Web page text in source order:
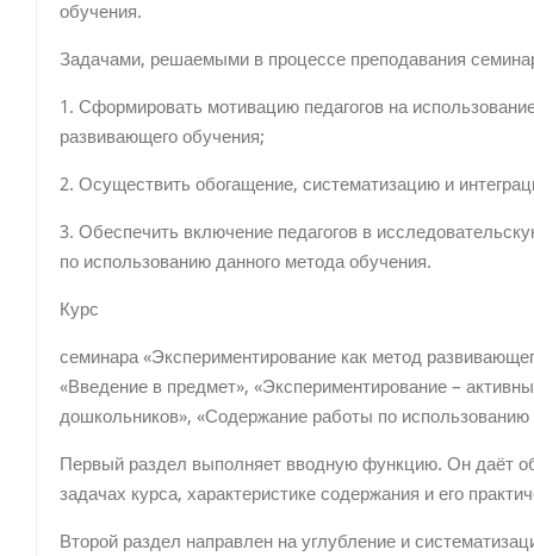
обучения.
Задачами, решаемыми в процессе преподавания
1. Сформировать мотивацию педагогов на
развивающего обучения;
2. Осуществить обогащение, систематизацию и
3. Обеспечить включение педагогов в
по использованию данного метода обучения.
Курс
семинара «Экспериментирование как метод
«Введение в предмет», «Экспериментирование –
дошкольников», «Содержание работы по использованию
Первый раздел выполняет вводную функцию. Он даёт
задачах курса, характеристике содержания и его
Второй раздел направлен на углубление и